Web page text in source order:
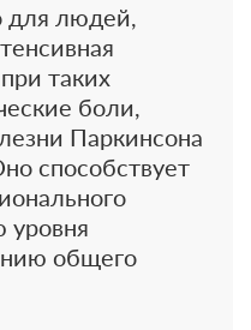
людей,
таких
боли,
Паркинсона
способствует
уровня
общего